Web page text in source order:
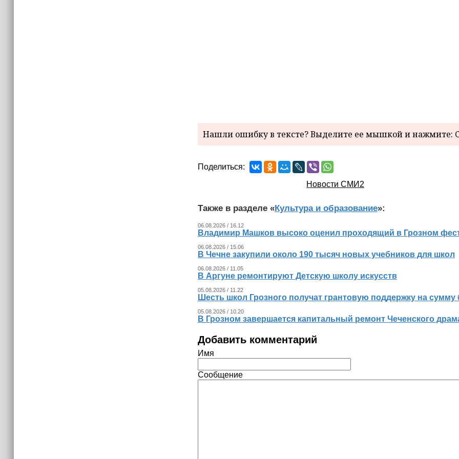
Нашли ошибку в тексте? Выделите ее мышкой и нажмите:
Поделиться:
Новости СМИ2
Также в разделе «Культура и образование»:
06.08.2026 / 16.12
Владимир Машков высоко оценил проходящий в Грозном
06.08.2026 / 15.06
В Чечне закупили около 190 тысяч новых учебников для школ
06.08.2026 / 11.05
В Аргуне ремонтируют Детскую школу искусств
05.08.2026 / 11.22
Шесть школ Грозного получат грантовую поддержку на
05.08.2026 / 10.20
В Грозном завершается капитальный ремонт Чеченского
Добавить комментарий
Имя
Сообщение